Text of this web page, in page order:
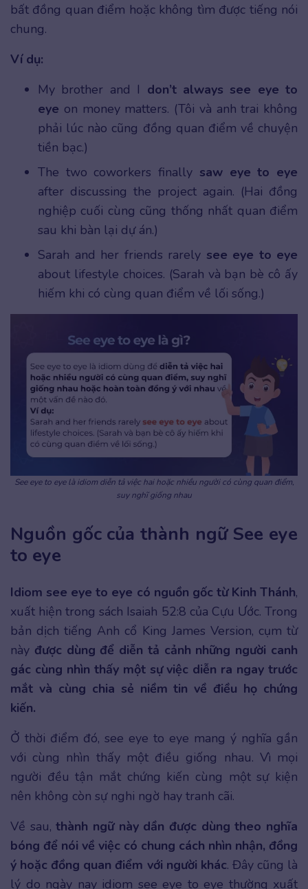
bất đồng quan điểm hoặc không tìm được tiếng nói
chung.
Ví dụ:
My brother and I don’t always see eye to
eye on money matters. (Tôi và anh trai không
phải lúc nào cũng đồng quan điểm về chuyện
tiền bạc.)
The two coworkers finally saw eye to eye
after discussing the project again. (Hai đồng
nghiệp cuối cùng cũng thống nhất quan điểm
sau khi bàn lại dự án.)
Sarah and her friends rarely see eye to eye
about lifestyle choices. (Sarah và bạn bè cô ấy
hiếm khi có cùng quan điểm về lối sống.)
See eye to eye là idiom diễn tả việc hai hoặc nhiều người có cùng quan điểm,
suy nghĩ giống nhau
Nguồn gốc của thành ngữ See eye
to eye
Idiom see eye to eye có nguồn gốc từ Kinh Thánh,
xuất hiện trong sách Isaiah 52:8 của Cựu Ước. Trong
bản dịch tiếng Anh cổ King James Version, cụm từ
này được dùng để diễn tả cảnh những người canh
gác cùng nhìn thấy một sự việc diễn ra ngay trước
mắt và cùng chia sẻ niềm tin về điều họ chứng
kiến.
Ở thời điểm đó, see eye to eye mang ý nghĩa gần
với cùng nhìn thấy một điều giống nhau. Vì mọi
người đều tận mắt chứng kiến cùng một sự kiện
nên không còn sự nghi ngờ hay tranh cãi.
Về sau,thành ngữ này dần được dùng theo nghĩa
bóng để nói về việc có chung cách nhìn nhận, đồng
ý hoặc đồng quan điểm với người khác. Đây cũng là
lý do ngày nay idiom see eye to eye thường xuất